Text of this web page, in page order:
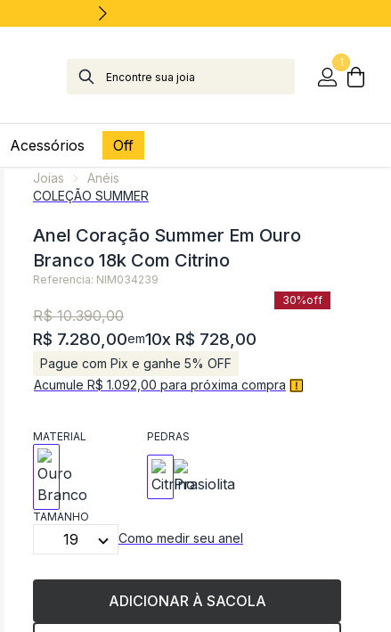
1
Acessórios Off
Joias
Anéis
COLEÇÃO SUMMER
Anel Coração Summer Em Ouro
Branco 18k Com Citrino
Referencia: NIM034239
30%off
R$ 10.390,00
R$ 7.280,00em10x R$ 728,00
Pague com Pix e ganhe 5% OFF
Acumule R$ 1.092,00 para próxima compra
MATERIAL PEDRAS
TAMANHO
19 Como medir seu anel
ADICIONAR À SACOLA